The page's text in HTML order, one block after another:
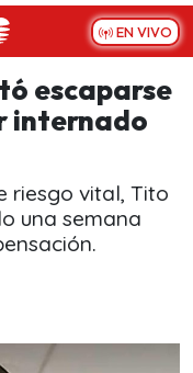
EN VIVO
escaparse
internado
riesgo vital, Tito
una semana